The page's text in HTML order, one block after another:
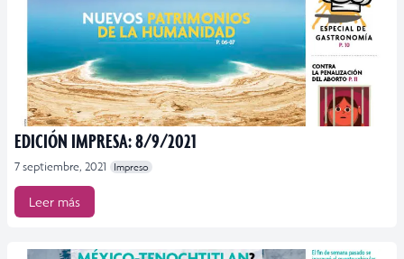
EDICIÓN IMPRESA: 8/9/2021
7 septiembre, 2021 Impreso
Leer más